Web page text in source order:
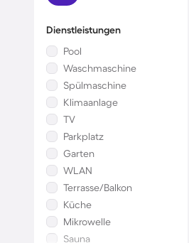
Dienstleistungen
Pool
Waschmaschine
Spülmaschine
Klimaanlage
TV
Parkplatz
Garten
WLAN
Terrasse/Balkon
Küche
Mikrowelle
Sauna